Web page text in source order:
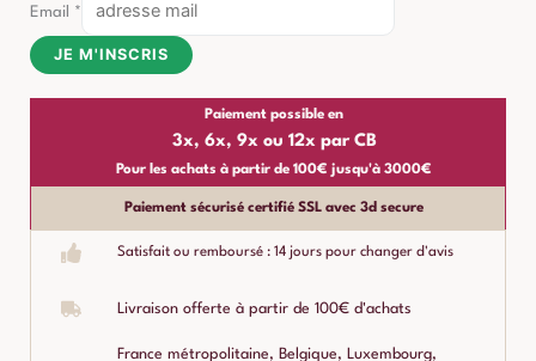
Email *
JE M'INSCRIS
Paiement possible en
3x, 6x, 9x ou 12x par CB
Pour les achats à partir de 100€ jusqu'à 3000€
Paiement sécurisé certifié SSL avec 3d secure
Satisfait ou remboursé : 14 jours pour changer d'avis
Livraison offerte à partir de 100€ d'achats
France métropolitaine, Belgique, Luxembourg,